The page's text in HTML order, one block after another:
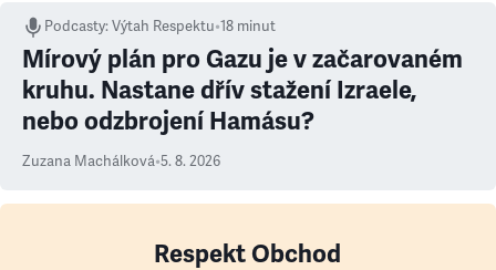
Podcasty:Výtah Respektu•18 minut
Mírový plán pro Gazu je v začarovaném
kruhu. Nastane dřív stažení Izraele,
nebo odzbrojení Hamásu?
Zuzana Machálková•5. 8. 2026
Respekt Obchod